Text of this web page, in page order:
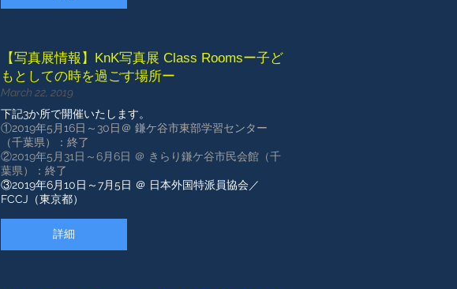
【写真展情報】KnK写真展 Class Roomsー子ど
もとしての時を過ごす場所ー
March 22, 2019
下記3か所で開催いたします。
①2019年5月16日～30日＠ 鎌ケ谷市東部学習センター
（千葉県）：終了
②2019年5月31日～6月6日 ＠ きらり鎌ケ谷市民会館（千
葉県）
：終了
③2019年6月10日～7月5日 ＠ 日本外国特派員協会／
FCCJ（東京都）
詳細